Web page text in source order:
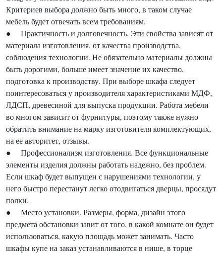
Критериев выбора должно быть много, в таком случае
мебель будет отвечать всем требованиям.
● Практичность и долговечность. Эти свойства зависят от
материала изготовления, от качества производства,
соблюдения технологии. Не обязательно материалы должны
быть дорогими, больше имеет значение их качество,
подготовка к производству. При выборе шкафа следует
поинтересоваться у производителя характеристиками МДФ,
ЛДСП, древесиной для выпуска продукции. Работа мебели
во многом зависит от фурнитуры, поэтому также нужно
обратить внимание на марку изготовителя комплектующих,
на ее авторитет, отзывы.
● Профессионализм изготовления. Все функциональные
элементы изделия должны работать надежно, без проблем.
Если шкаф будет выпущен с нарушениями технологии, у
него быстро перестанут легко отодвигаться дверцы, просядут
полки.
● Место установки. Размеры, форма, дизайн этого
предмета обстановки завит от того, в какой комнате он будет
использоваться, какую площадь может занимать. Часто
шкафы купе на заказ устанавливаются в нише, в торце